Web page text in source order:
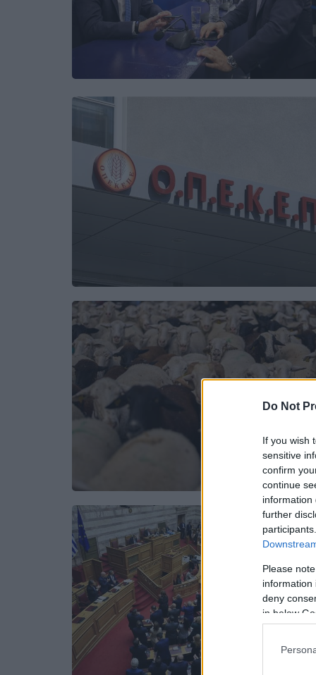
Do Not
If you wish
sensitive
confirm
continue
information
further
Please
information
deny
in below